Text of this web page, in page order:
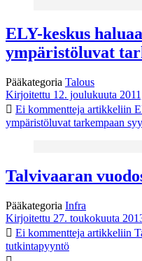
ELY-keskus
ympäristöluvat
Pääkategoria Talous
Kirjoitettu 12. joulukuuta
Ei kommentteja artikkeliin
ympäristöluvat tarkempaan
Talvivaaran
Pääkategoria Infra
Kirjoitettu 27. toukokuuta
Ei kommentteja artikkeliin
tutkintapyyntö